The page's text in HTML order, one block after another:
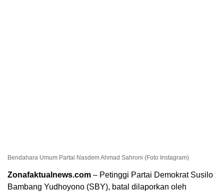
Bendahara Umum Partai Nasdem Ahmad Sahroni (Foto Instagram)
Zonafaktualnews.com – Petinggi Partai Demokrat Susilo
Bambang Yudhoyono (SBY), batal dilaporkan oleh